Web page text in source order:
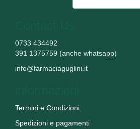
0733 434492
391 1375759 (anche whatsapp)
info@farmaciaguglini.it
Termini e Condizioni
Spedizioni e pagamenti